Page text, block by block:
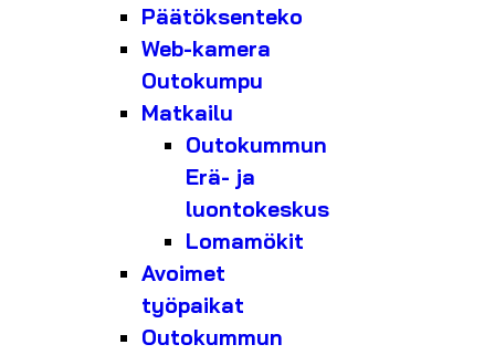
Päätöksenteko
Web-kamera
Outokumpu
Matkailu
Outokummun
Erä- ja
luontokeskus
Lomamökit
Avoimet
työpaikat
Outokummun